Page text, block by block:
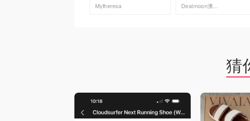
Mytheresa
猜